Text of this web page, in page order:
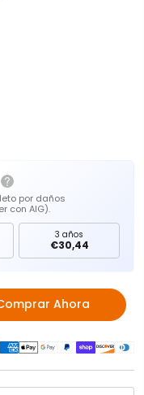
por daños
con AIG).
3 años
€30,44
Ahora